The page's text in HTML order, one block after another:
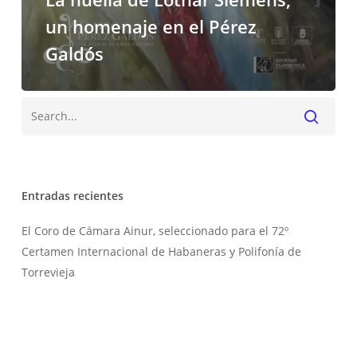
un homenaje en el Pérez
Galdós
Entradas recientes
El Coro de Cámara Ainur, seleccionado para el 72º
Certamen Internacional de Habaneras y Polifonía de
Torrevieja